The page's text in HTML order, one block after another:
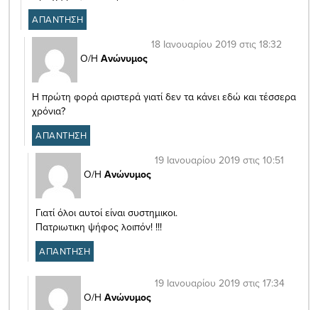
ΑΠΑΝΤΗΣΗ
Ο/Η Ανώνυμος
18 Ιανουαρίου 2019 στις 18:32
Η πρώτη φορά αριστερά γιατί δεν τα κάνει εδώ και τέσσερα
χρόνια?
ΑΠΑΝΤΗΣΗ
Ο/Η Ανώνυμος
19 Ιανουαρίου 2019 στις 10:51
Γιατί όλοι αυτοί είναι συστημικοι.
Πατριωτικη ψήφος λοιπόν! !!!
ΑΠΑΝΤΗΣΗ
Ο/Η Ανώνυμος
19 Ιανουαρίου 2019 στις 17:34